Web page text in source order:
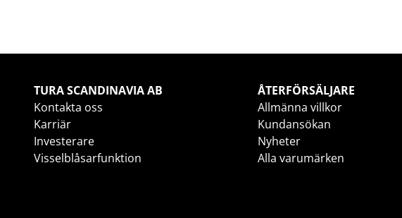
TURA SCANDINAVIA AB
Kontakta oss
Karriär
Investerare
Visselblåsarfunktion
ÅTERFÖRSÄLJARE
Allmänna villkor
Kundansökan
Nyheter
Alla varumärken